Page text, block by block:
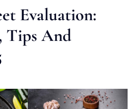
Evaluation:
Tips And